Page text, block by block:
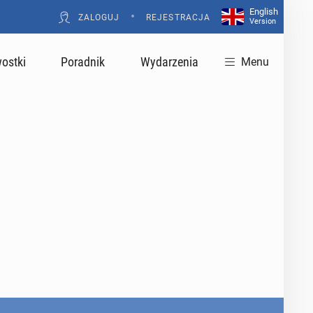
ZALOGUJ • REJESTRACJA
English
Version
Poradnik Wydarzenia Menu